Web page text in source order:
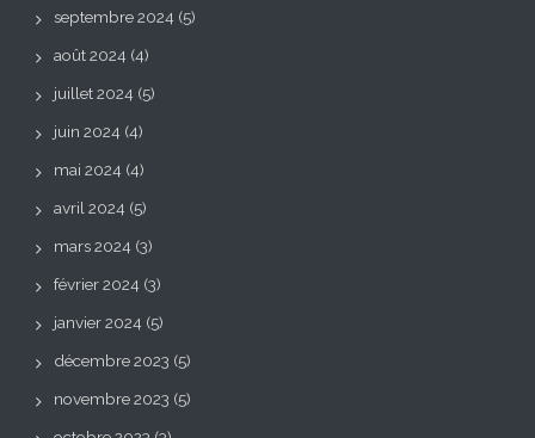
septembre 2024 (5)
août 2024 (4)
juillet 2024 (5)
juin 2024 (4)
mai 2024 (4)
avril 2024 (5)
mars 2024 (3)
février 2024 (3)
janvier 2024 (5)
décembre 2023 (5)
novembre 2023 (5)